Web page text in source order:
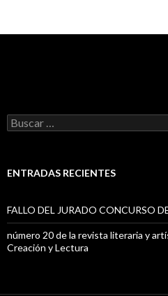
B
u
a
ENTRADAS RECIENTES
FALLO DEL JURADO CONCURSO
número 20 de la revista literaria y
Creación y Lectura